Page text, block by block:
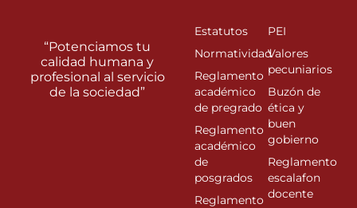
“Potenciamos tu
calidad humana y
profesional al servicio
de la sociedad”
Estatutos
Normatividad
Reglamento
académico
de pregrado
Reglamento
académico
de
posgrados
Reglamento
PEI
Valores
pecuniarios
Buzón de
ética y
buen
gobierno
Reglamento
escalafon
docente